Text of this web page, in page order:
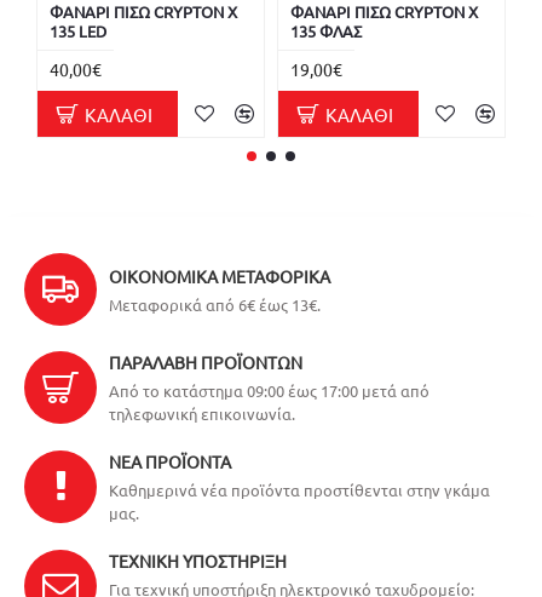
ΦΑΝΑΡΙ ΠΙΣΩ CRYPTON X
135 LED
40,00€
ΚΑΛΆΘΙ
ΦΑΝΑΡΙ ΠΙΣΩ CRYPTON X
135 ΦΛΑΣ
19,00€
ΚΑΛΆΘΙ
ΟΙΚΟΝΟΜΙΚΆ ΜΕΤΑΦΟΡΙΚΆ
Μεταφορικά από 6€ έως 13€.
ΠΑΡΑΛΑΒΉ ΠΡΟΪΌΝΤΩΝ
Από το κατάστημα 09:00 έως 17:00 μετά από
τηλεφωνική επικοινωνία.
ΝΈΑ ΠΡΟΪΌΝΤΑ
Καθημερινά νέα προϊόντα προστίθενται στην γκάμα
μας.
ΤΕΧΝΙΚΉ ΥΠΟΣΤΉΡΙΞΗ
Για τεχνική υποστήριξη ηλεκτρονικό ταχυδρομείο: